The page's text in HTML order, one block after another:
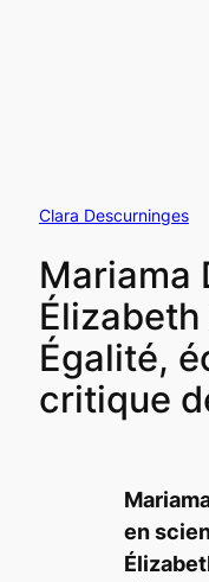
Clara Descurninges
Mariama
Égalité,
critique
en